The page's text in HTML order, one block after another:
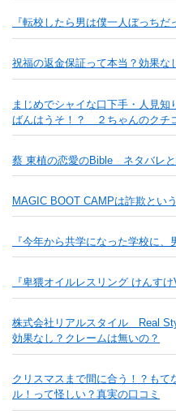
『転校したら男は僕一人ぼっち
祝福の返金保証って本当？効果な
まじめでシャイな口下手・人見
ばんはうそ！？ ２ちゃんのクチ
蔡 東植の恋愛のBible ネタバレ
MAGIC BOOT CAMPは詐欺とい
『今年から共学になった学校に
『卑猥オイルレスリング けんす
株式会社リアルスタイル Real
効果なし？クレームは無いの？
クリスマスまで間に合う！？も
ル！って怪しい？真実の口コミ